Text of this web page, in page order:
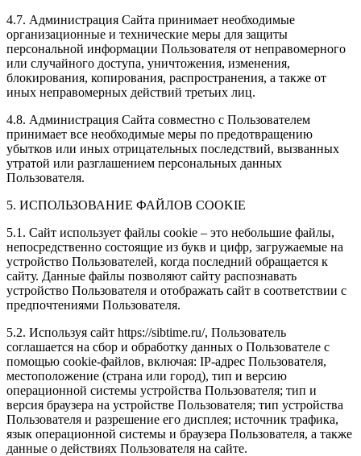
4.7. Администрация Сайта принимает необходимые
организационные и технические меры для защиты
персональной информации Пользователя от неправомерного
или случайного доступа, уничтожения, изменения,
блокирования, копирования, распространения, а также от
иных неправомерных действий третьих лиц.
4.8. Администрация Сайта совместно с Пользователем
принимает все необходимые меры по предотвращению
убытков или иных отрицательных последствий, вызванных
утратой или разглашением персональных данных
Пользователя.
5. ИСПОЛЬЗОВАНИЕ ФАЙЛОВ COOKIE
5.1. Сайт использует файлы cookie – это небольшие файлы,
непосредственно состоящие из букв и цифр, загружаемые на
устройство Пользователей, когда последний обращается к
сайту. Данные файлы позволяют сайту распознавать
устройство Пользователя и отображать сайт в соответствии с
предпочтениями Пользователя.
5.2. Используя сайт https://sibtime.ru/, Пользователь
соглашается на сбор и обработку данных о Пользователе с
помощью cookie-файлов, включая: IP-адрес Пользователя,
местоположение (страна или город), тип и версию
операционной системы устройства Пользователя; тип и
версия браузера на устройстве Пользователя; тип устройства
Пользователя и разрешение его дисплея; источник трафика,
язык операционной системы и браузера Пользователя, а также
данные о действиях Пользователя на сайте.